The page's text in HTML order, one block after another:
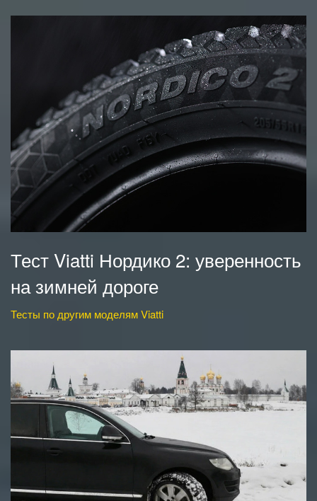
Тест Viatti Нордико 2: уверенность
на зимней дороге
Тесты по другим моделям Viatti